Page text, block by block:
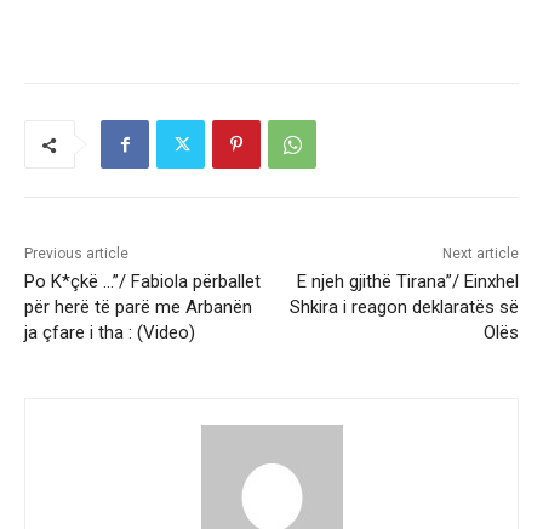
Previous article
Po K*çkë …”/ Fabiola përballet
për herë të parë me Arbanën
ja çfare i tha : (Video)
Next article
E njeh gjithë Tirana”/ Einxhel
Shkira i reagon deklaratës së
Olës